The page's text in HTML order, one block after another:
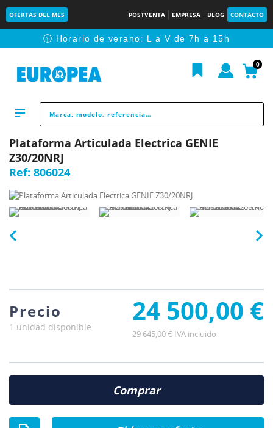
OFERTAS DEL MES POSTVENTA EMPRESA BLOG CONTACTO
🕥 Horario de verano: L a V de 7h a 15h
0
Plataforma Articulada Electrica GENIE
Z30/20NRJ
Ref: 806024
Precio
1 unidad disponible 24 500,00 €
29 645,00 € IVA incluido
Comprar